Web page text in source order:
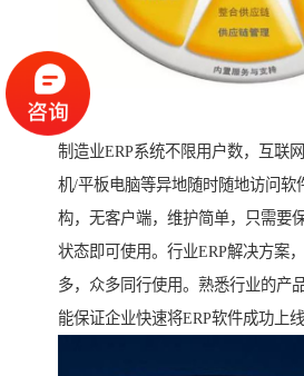
制造业ERP系统不限用户数，互联
机/平板电脑等异地随时随地访问软
构，无客户端，维护简单，只需要
状态即可使用。行业ERP解决方案
多，众多同行使用。熟悉行业的产
能保证企业快速将ERP软件成功上线